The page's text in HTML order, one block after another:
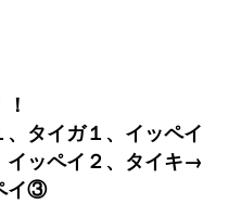
イガ１、イッペイ
ッペイ２、タイキ→
イ③